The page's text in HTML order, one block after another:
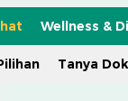
Wellness &
Tanya